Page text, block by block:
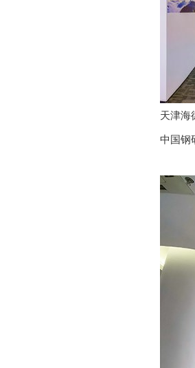
天津海
中国钢